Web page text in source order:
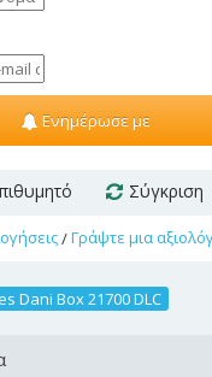
Ενημέρωσε με
Σύγκριση
/Γράψτε μια
Dani Box 21700 DLC